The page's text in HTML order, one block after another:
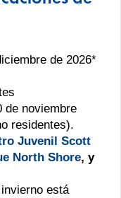
de 2026*
de noviembre
residentes).
Juvenil Scott
North Shore, y
está